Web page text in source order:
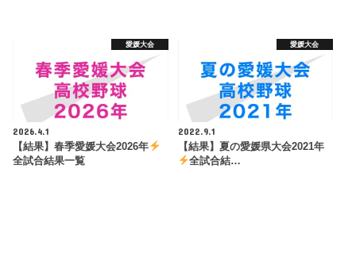
愛媛大会
2026.4.1
【結果】春季愛媛大会2026年
全試合結果一覧
愛媛大会
2022.9.1
【結果】夏の愛媛県大会2021年
全試合結…